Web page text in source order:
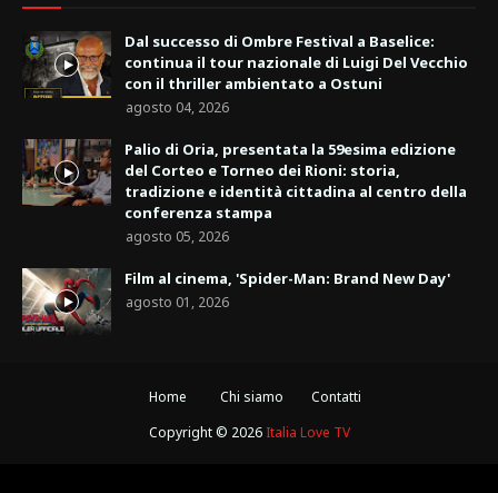
Dal successo di Ombre Festival a Baselice:
continua il tour nazionale di Luigi Del Vecchio
con il thriller ambientato a Ostuni
agosto 04, 2026
Palio di Oria, presentata la 59esima edizione
del Corteo e Torneo dei Rioni: storia,
tradizione e identità cittadina al centro della
conferenza stampa
agosto 05, 2026
Film al cinema, 'Spider-Man: Brand New Day'
agosto 01, 2026
Home Chi siamo
Contatti
Copyright © 2026 Italia Love TV